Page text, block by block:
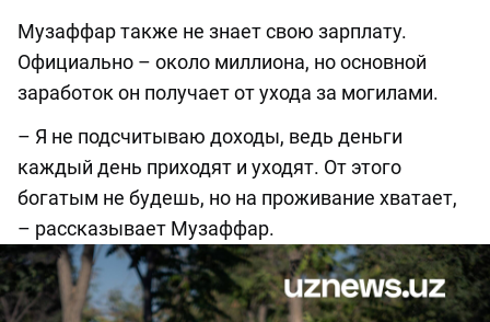
Музаффар также не знает свою зарплату.
Официально – около миллиона, но основной
заработок он получает от ухода за могилами.
– Я не подсчитываю доходы, ведь деньги
каждый день приходят и уходят. От этого
богатым не будешь, но на проживание хватает,
– рассказывает Музаффар.